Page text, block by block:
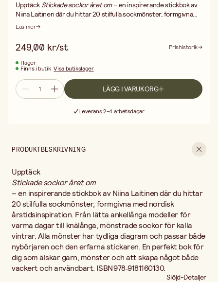
Upptäck Stickade sockor året om– en inspirerande stickbok av
Niina Laitinen där du hittar 20 stilfulla sockmönster, formgivna
med nordisk årstidsinspiration. Från lätta ankellånga modeller för
mönster har tydliga diagram och passar både nybörjaren och den
erfarna stickaren. En perfekt bok för dig som älskar garn,
mönster och att skapa något både vackert och användbart.
ISBN 978‑9181160130.
Läs mer
249,00 kr/st
Prishistorik
I lager
Finns i butik Visa butikslager
LÄGG I VARUKORG
Leverans 2-4 arbetsdagar
PRODUKTBESKRIVNING
Upptäck
Stickade sockor året om
– en inspirerande stickbok av Niina Laitinen där du hittar
20 stilfulla sockmönster, formgivna med nordisk
årstidsinspiration. Från lätta ankellånga modeller för
varma dagar till knälånga, mönstrade sockor för kalla
vintrar. Alla mönster har tydliga diagram och passar både
nybörjaren och den erfarna stickaren. En perfekt bok för
dig som älskar garn, mönster och att skapa något både
vackert och användbart. ISBN 978‑9181160130.
Slöjd-Detaljer